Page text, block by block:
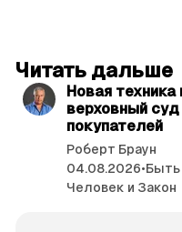
Читать дальше
Новая
верховный
покупателей
Роберт Браун
04.08.2026•Быть
Человек и Закон